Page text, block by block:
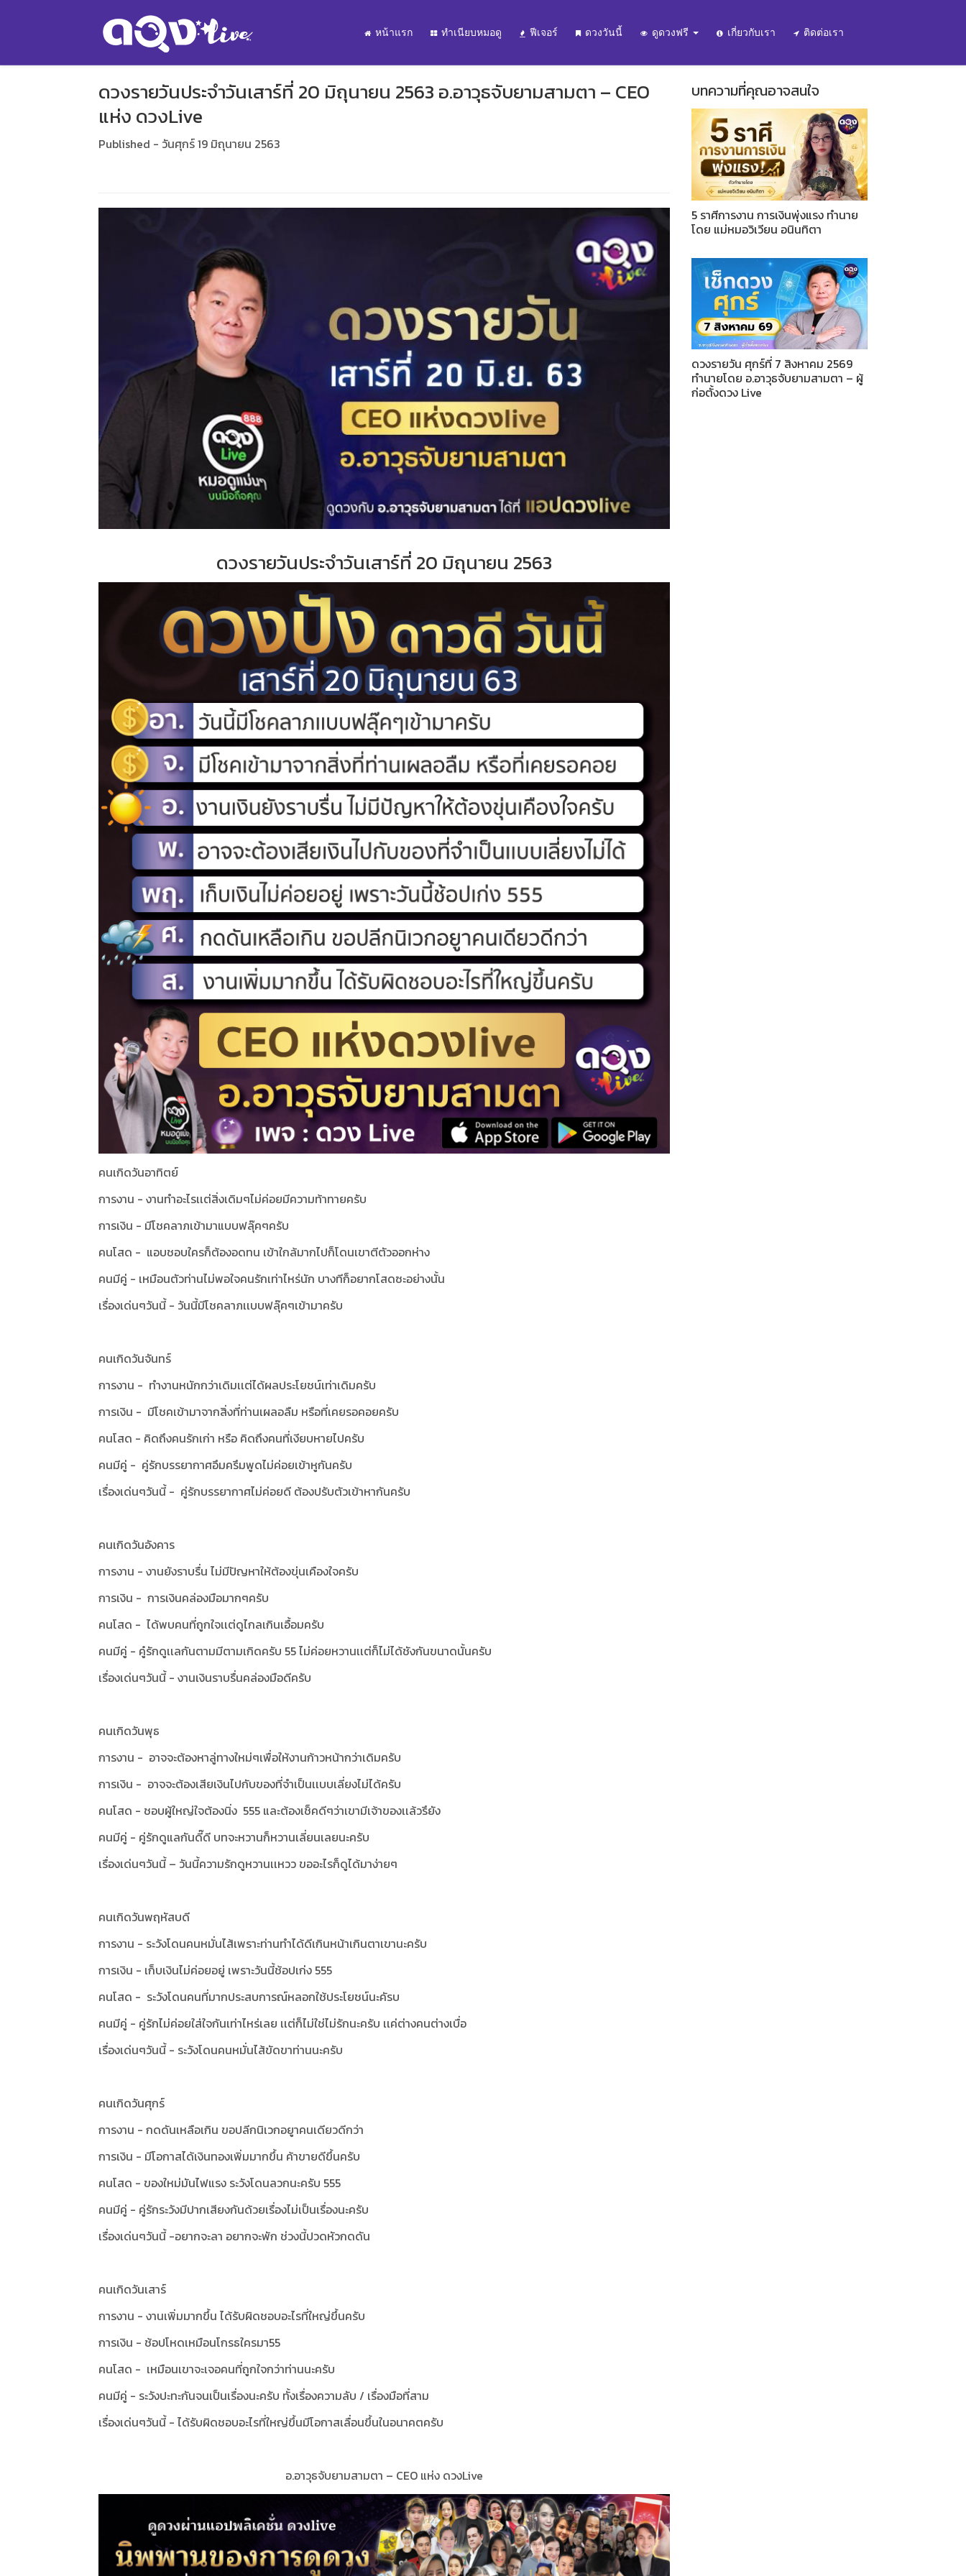
หน้าแรก ทำเนียบหมอดู ฟีเจอร์ ดวงวันนี้ ดูดวงฟรี เกี่ยวกับเรา ติดต่อเรา
ดวงรายวันประจำวันเสาร์ที่ 20 มิถุนายน 2563 อ.อาวุธจับยามสามตา – CEO
แห่ง ดวงLive
Published - วันศุกร์ 19 มิถุนายน 2563
ดวงรายวันประจำวันเสาร์ที่ 20 มิถุนายน 2563
คนเกิดวันอาทิตย์
การงาน - งานทำอะไรเเต่สิ่งเดิมๆไม่ค่อยมีความท้าทายครับ
การเงิน - มีโชคลาภเข้ามาแบบฟลุ๊คๆครับ
คนโสด - แอบชอบใครก็ต้องอดทน เข้าใกล้มากไปก็โดนเขาตีตัวออกห่าง
คนมีคู่ - เหมือนตัวท่านไม่พอใจคนรักเท่าไหร่นัก บางทีก็อยากโสดซะอย่างนั้น
เรื่องเด่นๆวันนี้ - วันนี้มีโชคลาภเเบบฟลุ๊คๆเข้ามาครับ
คนเกิดวันจันทร์
การงาน - ทำงานหนักกว่าเดิมเเต่ได้ผลประโยชน์เท่าเดิมครับ
การเงิน - มีโชคเข้ามาจากสิ่งที่ท่านเผลอลืม หรือที่เคยรอคอยครับ
คนโสด - คิดถึงคนรักเก่า หรือ คิดถึงคนที่เงียบหายไปครับ
คนมีคู่ - คู่รักบรรยากาศอึมครึมพูดไม่ค่อยเข้าหูกันครับ
เรื่องเด่นๆวันนี้ - คู่รักบรรยากาศไม่ค่อยดี ต้องปรับตัวเข้าหากันครับ
คนเกิดวันอังคาร
การงาน - งานยังราบรื่น ไม่มีปัญหาให้ต้องขุ่นเคืองใจครับ
การเงิน - การเงินคล่องมือมากๆครับ
คนโสด - ได้พบคนที่ถูกใจเเต่ดูไกลเกินเอื้อมครับ
คนมีคู่ - คู๋รักดูเเลกันตามมีตามเกิดครับ 55 ไม่ค่อยหวานเเต่ก็ไม่ได้ชังกันขนาดนั้นครับ
เรื่องเด่นๆวันนี้ - งานเงินราบรื่นคล่องมือดีครับ
คนเกิดวันพุธ
การงาน - อาจจะต้องหาลู่ทางใหม่ๆเพื่อให้งานก้าวหน้ากว่าเดิมครับ
การเงิน - อาจจะต้องเสียเงินไปกับของที่จำเป็นเเบบเลี่ยงไม่ได้ครับ
คนโสด - ชอบผู้ใหญ่ใจต้องนิ่ง 555 และต้องเช็คดีๆว่าเขามีเจ้าของเเล้วรึยัง
คนมีคู่ - คู่รักดูแลกันดี๊ดี บทจะหวานก็หวานเลี่ยนเลยนะครับ
เรื่องเด่นๆวันนี้ – วันนี้ความรักดูหวานเเหวว ขออะไรก็ดูได้มาง่ายๆ
คนเกิดวันพฤหัสบดี
การงาน - ระวังโดนคนหมั่นไส้เพราะท่านทำได้ดีเกินหน้าเกินตาเขานะครับ
การเงิน - เก็บเงินไม่ค่อยอยู่ เพราะวันนี้ช้อปเก่ง 555
คนโสด - ระวังโดนคนที่มากประสบการณ์หลอกใช้ประโยชน์นะคัรบ
คนมีคู่ - คู่รักไม่ค่อยใส่ใจกันเท่าไหร่เลย เเต่ก็ไม่ใช่ไม่รักนะครับ เเค่ต่างคนต่างเบื่อ
เรื่องเด่นๆวันนี้ - ระวังโดนคนหมั่นไส้ขัดขาท่านนะครับ
คนเกิดวันศุกร์
การงาน - กดดันเหลือเกิน ขอปลีกนิเวกอยูาคนเดียวดีกว่า
การเงิน - มีโอกาสได้เงินทองเพิ่มมากขึ้น ค้าขายดีขึ้นครับ
คนโสด - ของใหม่มันไฟแรง ระวังโดนลวกนะครับ 555
คนมีคู่ - คู่รักระวังมีปากเสียงกันด้วยเรื่องไม่เป็นเรื่องนะครับ
เรื่องเด่นๆวันนี้ -อยากจะลา อยากจะพัก ช่วงนี้ปวดหัวกดดัน
คนเกิดวันเสาร์
การงาน - งานเพิ่มมากขึ้น ได้รับผิดชอบอะไรที่ใหญ่ขึ้นครับ
การเงิน - ช้อปโหดเหมือนโกรธใครมา55
คนโสด - เหมือนเขาจะเจอคนที่ถูกใจกว่าท่านนะครับ
คนมีคู่ - ระวังปะทะกันจนเป็นเรื่องนะครับ ทั้งเรื่องความลับ / เรื่องมือที่สาม
เรื่องเด่นๆวันนี้ - ได้รับผิดชอบอะไรที่ใหญ่ขึ้นมีโอกาสเลื่อนขึ้นในอนาคตครับ
อ.อาวุธจับยามสามตา – CEO แห่ง ดวงLive
บทความที่คุณอาจสนใจ
5 ราศีการงาน การเงินพุ่งแรง ทำนาย
โดย แม่หมอวิเวียน อนินทิตา
ดวงรายวัน ศุกร์ที่ 7 สิงหาคม 2569
ทำนายโดย อ.อาวุธจับยามสามตา – ผู้
ก่อตั้งดวง Live